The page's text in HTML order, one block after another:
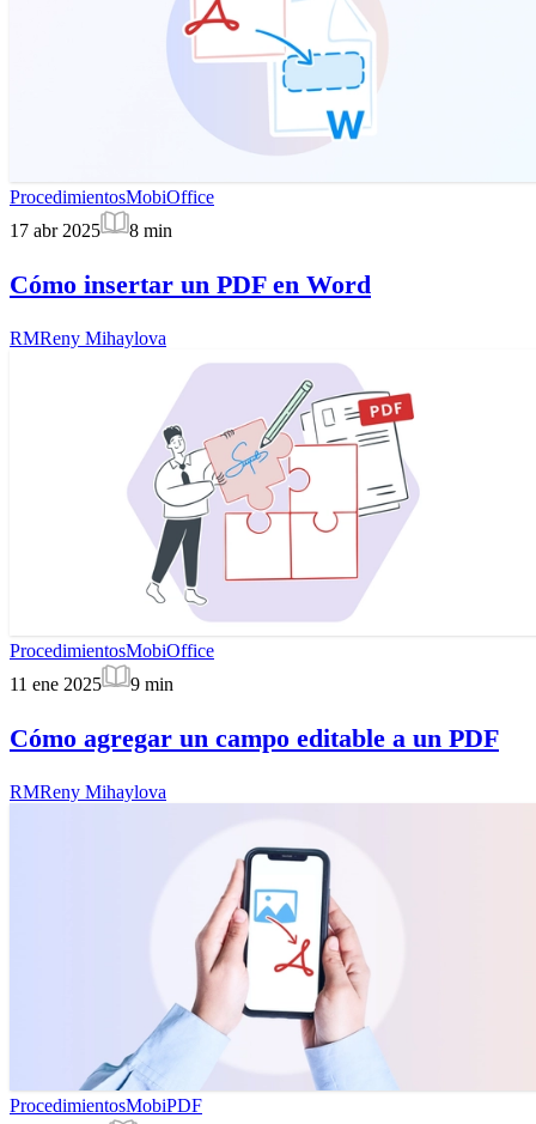
ProcedimientosMobiOffice
17 abr 2025
8 min
Cómo insertar un PDF en Word
RMReny Mihaylova
ProcedimientosMobiOffice
11 ene 2025
9 min
Cómo agregar un campo editable a un PDF
RMReny Mihaylova
ProcedimientosMobiPDF